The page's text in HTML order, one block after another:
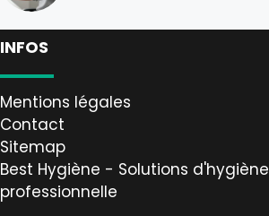
INFOS
Mentions légales
Contact
Sitemap
Best Hygiène - Solutions d'hygiène
professionnelle